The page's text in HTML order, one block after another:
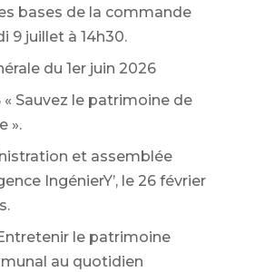
bases de la commande
9 juillet à 14h30.
du 1er juin 2026
Sauvez le patrimoine de
».
et assemblée
IngénierY’, le 26 février
le patrimoine
au quotidien